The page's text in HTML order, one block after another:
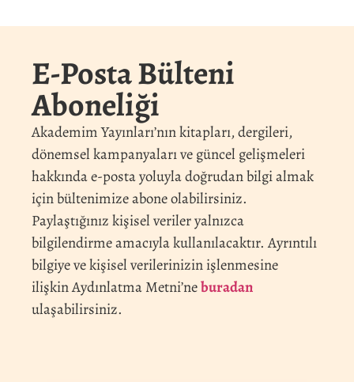
E-Posta Bülteni
Aboneliği
Akademim Yayınları’nın kitapları, dergileri,
dönemsel kampanyaları ve güncel gelişmeleri
hakkında e-posta yoluyla doğrudan bilgi almak
için bültenimize abone olabilirsiniz.
Paylaştığınız kişisel veriler yalnızca
bilgilendirme amacıyla kullanılacaktır. Ayrıntılı
bilgiye ve kişisel verilerinizin işlenmesine
ilişkin Aydınlatma Metni’neburadan
ulaşabilirsiniz.